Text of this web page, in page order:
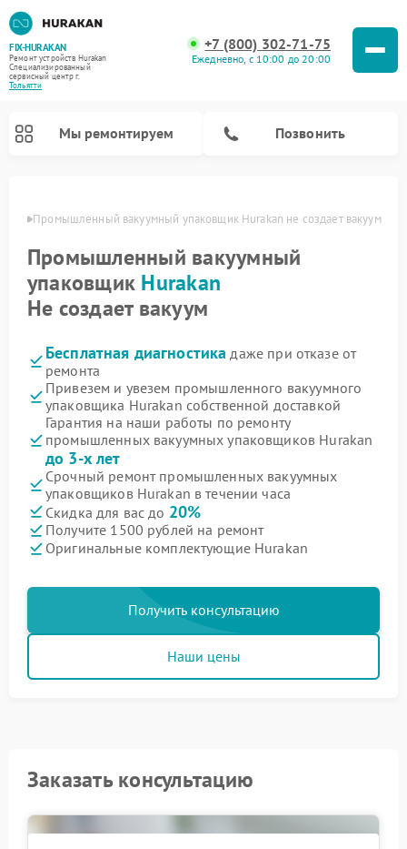
FIX-HURAKAN
Ремонт устройств Hurakan
Специализированный
cервисный центр г.
Тольятти
+7 (800) 302-71-75
Ежедневно, с 10:00 до 20:00
Мы ремонтируем Позвонить
Промышленный вакуумный упаковщик Hurakan не создает вакуум
Промышленный вакуумный
упаковщик Hurakan
Не создает вакуум
Бесплатная диагностика даже при отказе от
ремонта
Привезем и увезем промышленного вакуумного
упаковщика Hurakan собственной доставкой
Гарантия на наши работы по ремонту
промышленных вакуумных упаковщиков Hurakan
до 3-х лет
Срочный ремонт промышленных вакуумных
упаковщиков Hurakan в течении часа
Скидка для вас до 20%
Получите 1500 рублей на ремонт
Оригинальные комплектующие Hurakan
Получить консультацию
Наши цены
Заказать консультацию